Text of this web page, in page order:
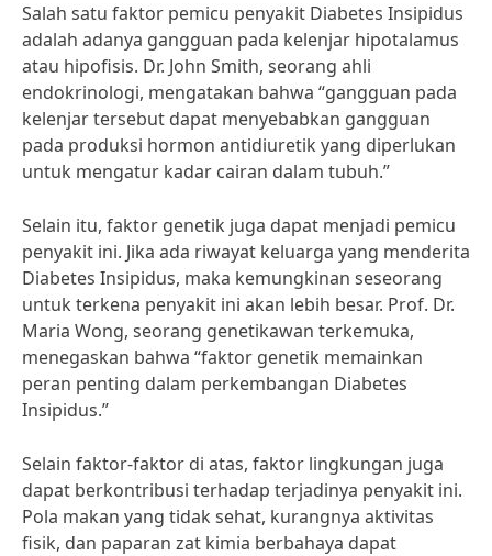
Salah satu faktor pemicu penyakit Diabetes Insipidus
adalah adanya gangguan pada kelenjar hipotalamus
atau hipofisis. Dr. John Smith, seorang ahli
endokrinologi, mengatakan bahwa “gangguan pada
kelenjar tersebut dapat menyebabkan gangguan
pada produksi hormon antidiuretik yang diperlukan
untuk mengatur kadar cairan dalam tubuh.”
Selain itu, faktor genetik juga dapat menjadi pemicu
penyakit ini. Jika ada riwayat keluarga yang menderita
Diabetes Insipidus, maka kemungkinan seseorang
untuk terkena penyakit ini akan lebih besar. Prof. Dr.
Maria Wong, seorang genetikawan terkemuka,
menegaskan bahwa “faktor genetik memainkan
peran penting dalam perkembangan Diabetes
Insipidus.”
Selain faktor-faktor di atas, faktor lingkungan juga
dapat berkontribusi terhadap terjadinya penyakit ini.
Pola makan yang tidak sehat, kurangnya aktivitas
fisik, dan paparan zat kimia berbahaya dapat